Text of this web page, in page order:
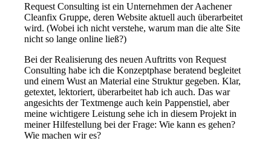
Request Consulting ist ein Unternehmen der Aachener
Cleanfix Gruppe, deren Website aktuell auch überarbeitet
wird. (Wobei ich nicht verstehe, warum man die alte Site
nicht so lange online ließ?)
Bei der Realisierung des neuen Auftritts von Request
Consulting habe ich die Konzeptphase beratend begleitet
und einem Wust an Material eine Struktur gegeben. Klar,
getextet, lektoriert, überarbeitet hab ich auch. Das war
angesichts der Textmenge auch kein Pappenstiel, aber
meine wichtigere Leistung sehe ich in diesem Projekt in
meiner Hilfestellung bei der Frage: Wie kann es gehen?
Wie machen wir es?